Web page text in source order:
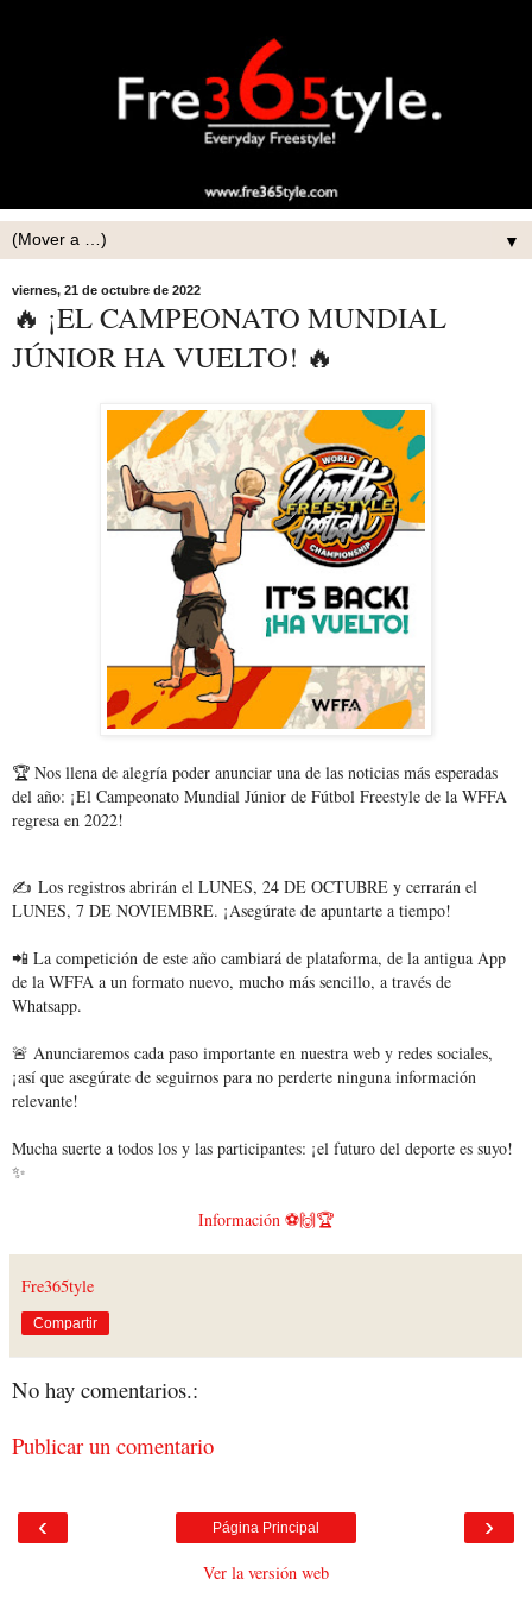
▼
viernes, 21 de octubre de 2022
🔥 ¡EL CAMPEONATO MUNDIAL
JÚNIOR HA VUELTO! 🔥
🏆 Nos llena de alegría poder anunciar una de las noticias más esperadas
del año: ¡El Campeonato Mundial Júnior de Fútbol Freestyle de la WFFA
regresa en 2022!
✍️ Los registros abrirán el LUNES, 24 DE OCTUBRE y cerrarán el
LUNES, 7 DE NOVIEMBRE. ¡Asegúrate de apuntarte a tiempo!
📲 La competición de este año cambiará de plataforma, de la antigua App
de la WFFA a un formato nuevo, mucho más sencillo, a través de
Whatsapp.
🚨 Anunciaremos cada paso importante en nuestra web y redes sociales,
¡así que asegúrate de seguirnos para no perderte ninguna información
relevante!
Mucha suerte a todos los y las participantes: ¡el futuro del deporte es suyo!
✨
Información ⚽🙌🏆
Fre365tyle
Compartir
No hay comentarios.:
Publicar un comentario
‹ ›
Página Principal
Ver la versión web